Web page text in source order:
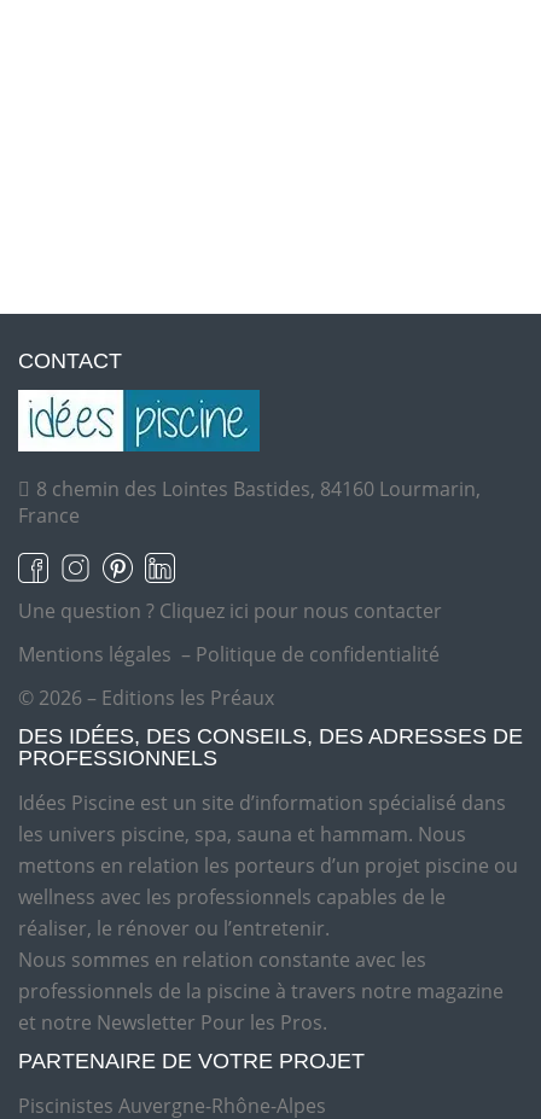
CONTACT
8 chemin des Lointes Bastides, 84160 Lourmarin,
France
Une question ? Cliquez ici pour nous contacter
Mentions légales – Politique de confidentialité
© 2026 – Editions les Préaux
DES IDÉES, DES CONSEILS, DES ADRESSES DE
PROFESSIONNELS
Idées Piscine est un site d’information spécialisé dans
les univers piscine, spa, sauna et hammam. Nous
mettons en relation les porteurs d’un projet piscine ou
wellness avec les professionnels capables de le
réaliser, le rénover ou l’entretenir.
Nous sommes en relation constante avec les
professionnels de la piscine à travers notre magazine
et notre Newsletter Pour les Pros.
PARTENAIRE DE VOTRE PROJET
Piscinistes Auvergne-Rhône-Alpes